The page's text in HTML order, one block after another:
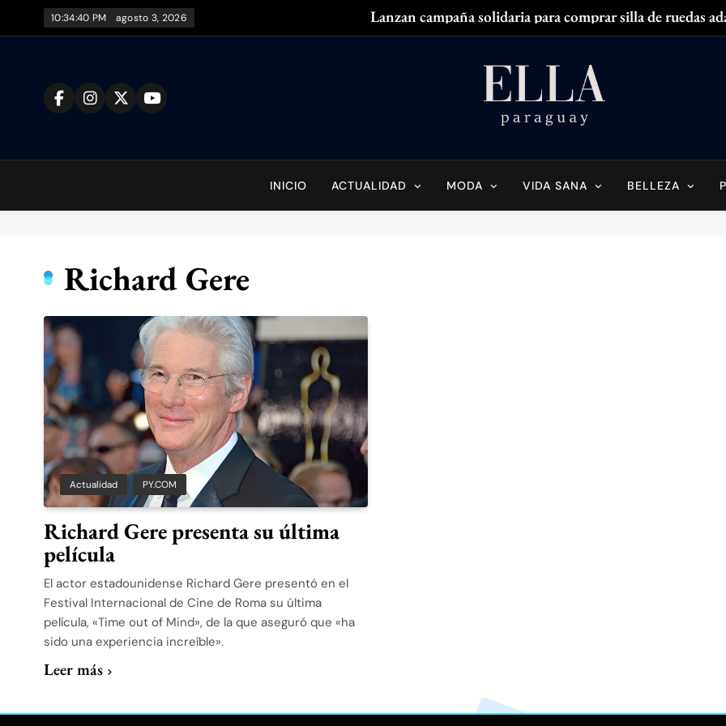
10:34:40 PM agosto 3, 2026
Lanzan campaña solidaria para comprar silla de ruedas
Zendaya
Ella Paraguay
INICIO ACTUALIDAD MODA VIDA SANA BELLEZA
Richard Gere
Actualidad PY.COM
Richard Gere presenta su última
película
El actor estadounidense Richard Gere presentó en el
Festival Internacional de Cine de Roma su última
película, «Time out of Mind», de la que aseguró que «ha
sido una experiencia increíble».
Leer más